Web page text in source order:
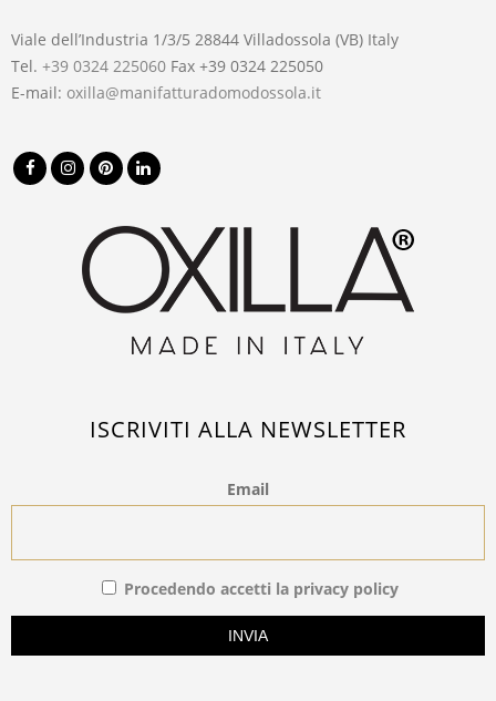
Viale dell’Industria 1/3/5 28844 Villadossola (VB) Italy
Tel. +39 0324 225060 Fax +39 0324 225050
E-mail: oxilla@manifatturadomodossola.it
ISCRIVITI ALLA NEWSLETTER
Email
Procedendo accetti la privacy policy